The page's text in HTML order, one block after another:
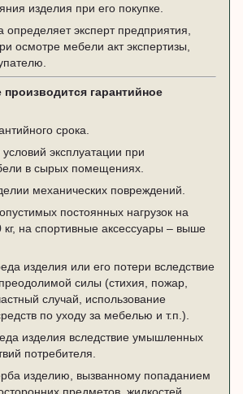
изделия при его покупке.
определяет эксперт предприятия,
осмотре мебели акт экспертизы,
производится гарантийное
срока.
эксплуатации при
в сырых помещениях.
механических повреждений.
постоянных нагрузок на
на спортивные аксессуары – выше
изделия или его потери вследствие
силы (стихия, пожар,
случай, использование
по уходу за мебелью и т.п.).
изделия вследствие умышленных
потребителя.
изделию, вызванному попаданием
предметов, жидкостей,